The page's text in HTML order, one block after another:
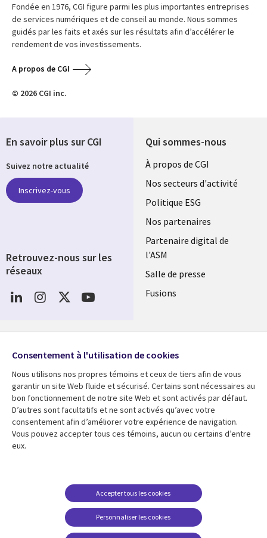
Fondée en 1976, CGI figure parmi les plus importantes entreprises
de services numériques et de conseil au monde. Nous sommes
guidés par les faits et axés sur les résultats afin d’accélérer le
rendement de vos investissements.
A propos de CGI
© 2026 CGI inc.
Qui sommes-nous
Useful
links
FRANCE
À propos de CGI
Nos secteurs d'activité
Politique ESG
Nos partenaires
Partenaire digital de
l'ASM
Salle de presse
Fusions
Library
Links
FRANCE
Blog
Études de cas
Événements
Podcasts
Legal
FRANCE
Protection des données
Restrictions et
conditions juridiques
FAQ Carrières
En savoir plus sur CGI
Suivez notre actualité
Inscrivez-vous
Retrouvez-nous sur les
réseaux
Social
Media
Consentement à l'utilisation de cookies
Nous utilisons nos propres témoins et ceux de tiers afin de vous
garantir un site Web fluide et sécurisé. Certains sont nécessaires au
bon fonctionnement de notre site Web et sont activés par défaut.
D’autres sont facultatifs et ne sont activés qu’avec votre
consentement afin d’améliorer votre expérience de navigation.
Vous pouvez accepter tous ces témoins, aucun ou certains d’entre
eux.
Personnaliser les cookies
Accepter tous les cookies